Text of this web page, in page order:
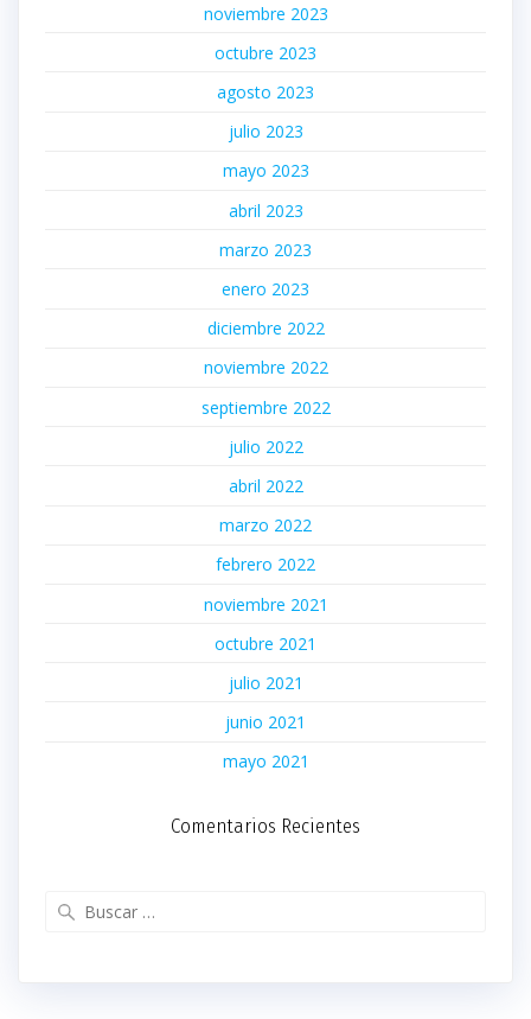
noviembre 2023
octubre 2023
agosto 2023
julio 2023
mayo 2023
abril 2023
marzo 2023
enero 2023
diciembre 2022
noviembre 2022
septiembre 2022
julio 2022
abril 2022
marzo 2022
febrero 2022
noviembre 2021
octubre 2021
julio 2021
junio 2021
mayo 2021
Comentarios Recientes